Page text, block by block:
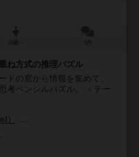
ね方式の推理パズル
ドの窓から情報を集めて、
考ペンシルパズル。 ＜テー
）